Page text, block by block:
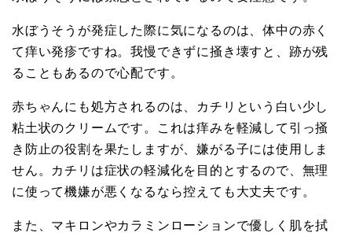
水ぼうそうが発症した際に気になるのは、体中の赤く
て痒い発疹ですね。我慢できずに掻き壊すと、跡が残
ることもあるので心配です。
赤ちゃんにも処方されるのは、カチリという白い少し
粘土状のクリームです。これは痒みを軽減して引っ掻
き防止の役割を果たしますが、嫌がる子には使用しま
せん。カチリは症状の軽減化を目的とするので、無理
に使って機嫌が悪くなるなら控えても大丈夫です。
また、マキロンやカラミンローションで優しく肌を拭